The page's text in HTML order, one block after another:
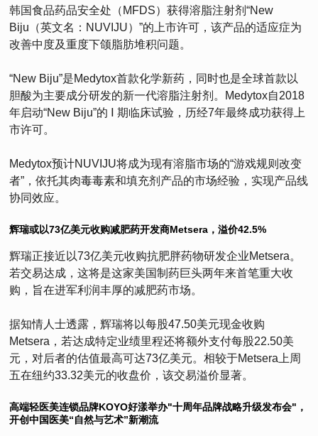
韩国食品药品安全处（MFDS）获得溶脂注射剂“New
Biju（英文名：NUVIJU）”的上市许可，该产品的适应症为
改善中度及重度下颌脂肪堆积问题。
“New Biju”是Medytox首款化学新药，同时也是全球首款以
胆酸为主要成分研发的新一代溶脂注射剂。Medytox自2018
年启动“New Biju”的 Ⅰ 期临床试验，历经7年最终成功获得上
市许可。
Medytox预计NUVIJU将成为现有溶脂市场的“游戏规则改变
者”，依托其肉毒毒素和填充剂产品的市场经验，实现产品线
协同效应。
辉瑞或以73亿美元收购减肥药开发商Metsera，溢价42.5%
辉瑞正接近以73亿美元收购抗肥胖药物研发企业Metsera。
若交易达成，这将是这家美国制药巨头两年来首笔重大收
购，旨在进军利润丰厚的减肥药市场。
据知情人士透露，辉瑞将以每股47.50美元现金收购
Metsera，若达成特定业绩里程还将额外支付每股22.50美
元，对后者的估值最高可达73亿美元。相较于Metsera上周
五在纽约33.32美元的收盘价，该交易溢价显著。
高端轻医美连锁品牌KOYO好漾举办"十周年品牌战略升级发布会"，
开创中国医美“自然与艺术”新潮流